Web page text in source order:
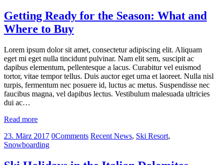
Getting Ready for the Season: What and
Where to Buy
Lorem ipsum dolor sit amet, consectetur adipiscing elit. Aliquam
eget mi eget nulla tincidunt pulvinar. Nam elit sem, suscipit ac
dapibus elementum, pellentesque a lacus. Curabitur vel euismod
tortor, vitae tempor tellus. Duis auctor eget urna et laoreet. Nulla nisl
turpis, fermentum nec posuere id, luctus ac metus. Suspendisse nec
faucibus magna, vel dapibus lectus. Vestibulum malesuada ultricies
dui ac…
Read more
23. März 2017 0Comments Recent News, Ski Resort,
Snowboarding